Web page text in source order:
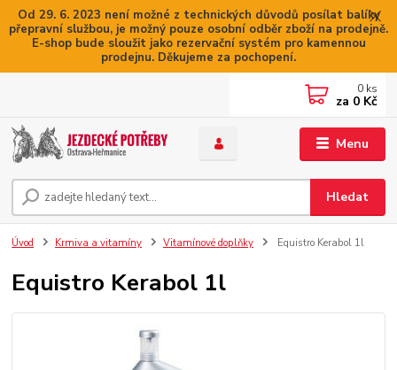
Od 29. 6. 2023 není možné z technických důvodů posílat balíky
přepravní službou, je možný pouze osobní odběr zboží na prodejně.
E-shop bude sloužit jako rezervační systém pro kamennou
prodejnu. Děkujeme za pochopení.
Menu
Hledat
0 ks
za 0 Kč
Úvod Krmiva a vitamíny Vitamínové doplňky Equistro Kerabol 1l
Equistro Kerabol 1l